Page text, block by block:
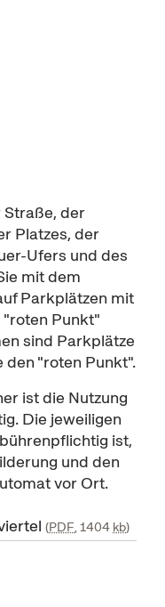
Straße, der
Platzes, der
Ufers und des
mit dem
Parkplätzen mit
Punkt"
sind Parkplätze
"roten Punkt".
ist die Nutzung
Die jeweiligen
ist,
und den
vor Ort.
PDF, 1404 kb